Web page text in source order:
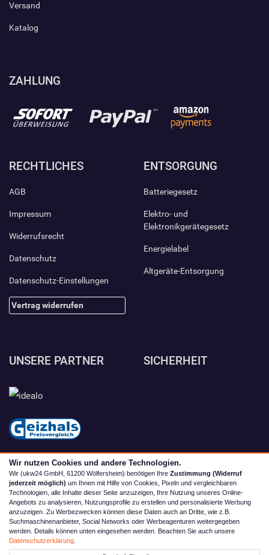
Versand
Katalog
ZAHLUNG
RECHTLICHES
AGB
Impressum
Widerrufsrecht
Datenschutz
Datenschutz-Einstellungen
Vertrag widerrufen
ENTSORGUNG
Batteriegesetz
Elektro- und
Elektronikgerätegesetz
Energielabel
Altgeräte-Entsorgung
UNSERE PARTNER SICHERHEIT
Wir nutzen Cookies und andere Technologien.
Wir (ukw24 GmbH, 61200 Wölfersheim) benötigen Ihre Zustimmung (Widerruf
jederzeit möglich) um Ihnen mit Hilfe von Cookies, Pixeln und vergleichbaren
Technologien, alle Inhalte dieser Seite anzuzeigen, Ihre Nutzung unseres Online-
Angebots zu analysieren, Nutzungsprofile zu erstellen und personalisierte Werbung
anzuzeigen. Zu Werbezwecken können diese Daten auch an Dritte, wie z.B.
Suchmaschinenanbieter, Social Networks oder Werbeagenturen weitergegeben
werden. Details können unten eingesehen werden. Beachten Sie auch unsere
Datenschutzerklärung